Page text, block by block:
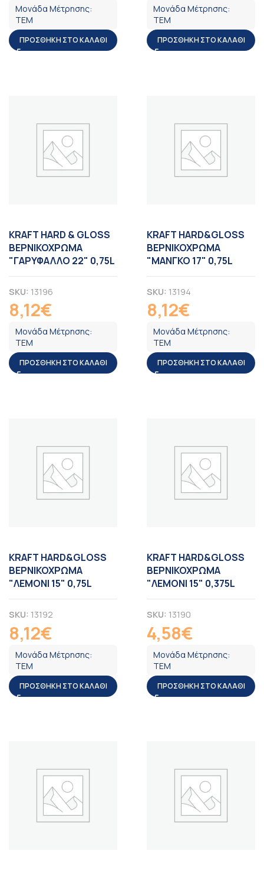
Μονάδα Μέτρησης:
ΤΕΜ
ΠΡΟΣΘΉΚΗ ΣΤΟ ΚΑΛΆΘΙ
Μονάδα Μέτρησης:
ΤΕΜ
ΠΡΟΣΘΉΚΗ ΣΤΟ ΚΑΛΆΘΙ
KRAFT HARD & GLOSS
ΒΕΡΝΙΚΟΧΡΩΜΑ
"ΓΑΡΥΦΑΛΛΟ 22" 0,75L
SKU: 13196
8,12€
Μονάδα Μέτρησης:
ΤΕΜ
ΠΡΟΣΘΉΚΗ ΣΤΟ ΚΑΛΆΘΙ
KRAFT HARD&GLOSS
ΒΕΡΝΙΚΟΧΡΩΜΑ
"ΜΑΝΓΚΟ 17" 0,75L
SKU: 13194
8,12€
Μονάδα Μέτρησης:
ΤΕΜ
ΠΡΟΣΘΉΚΗ ΣΤΟ ΚΑΛΆΘΙ
KRAFT HARD&GLOSS
ΒΕΡΝΙΚΟΧΡΩΜΑ
"ΛΕΜΟΝΙ 15" 0,75L
SKU: 13192
8,12€
Μονάδα Μέτρησης:
ΤΕΜ
ΠΡΟΣΘΉΚΗ ΣΤΟ ΚΑΛΆΘΙ
KRAFT HARD&GLOSS
ΒΕΡΝΙΚΟΧΡΩΜΑ
"ΛΕΜΟΝΙ 15" 0,375L
SKU: 13190
4,58€
Μονάδα Μέτρησης:
ΤΕΜ
ΠΡΟΣΘΉΚΗ ΣΤΟ ΚΑΛΆΘΙ